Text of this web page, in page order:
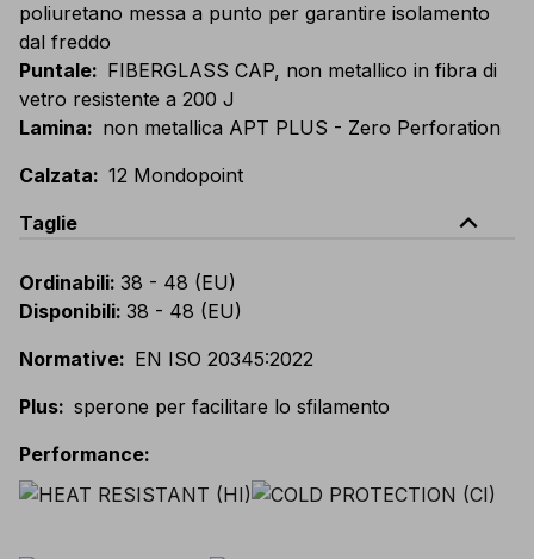
poliuretano messa a punto per garantire isolamento
dal freddo
Puntale: FIBERGLASS CAP, non metallico in fibra di
vetro resistente a 200 J
Lamina: non metallica APT PLUS - Zero Perforation
Calzata: 12 Mondopoint
Taglie
expand_less
Ordinabili: 38 - 48 (EU)
Disponibili: 38 - 48 (EU)
Normative: EN ISO 20345:2022
Plus: sperone per facilitare lo sfilamento
Performance: